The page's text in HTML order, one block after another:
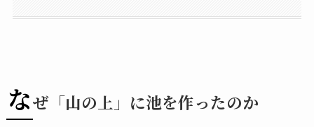
なぜ「山の上」に池を作ったのか